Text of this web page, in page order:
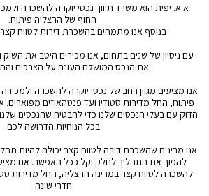
א.א. יפית הוא משרד תיווך נכסי יוקרה להשכרה
החוף של הרצליה פיתוח.
בנוסף אנו מתמחים בהשכרת דירות לטווח קצר
עם ניסיון של שנים בתחום, אנו מכירים היטב את השוק
את הנכס המושלם העונה על הצרכים
אנו מציעים מגוון רחב של נכסי יוקרה להשכרה ולמכירה
פיתוח, החל מדירות סטודיו ועד פנטהאוזים מפוארים.
הדוק עם בעלי הנכסים שלנו כדי להבטיח שהנכסים שלנו
בכל הנוחיות הדרושה לכם.
אנו מבינים שהשכרת דירה לטווח קצר יכולה להיות תהליך
להפוך את התהליך לחלק וקל ככל האפשר. אנו מציעים
להשכרה לטווח קצר במרינה הרצליה, החל מדירות
חדרי שינה.